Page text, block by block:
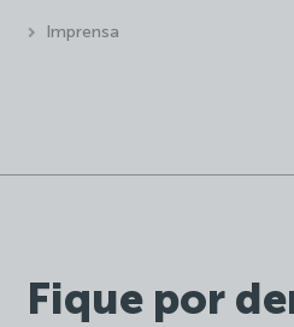
Fique por
Imprensa